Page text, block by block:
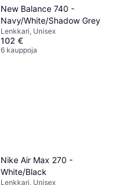
New Balance 740 -
Navy/White/Shadow Grey
Lenkkari, Unisex
102 €
6 kauppoja
Nike Air Max 270 -
White/Black
Lenkkari, Unisex